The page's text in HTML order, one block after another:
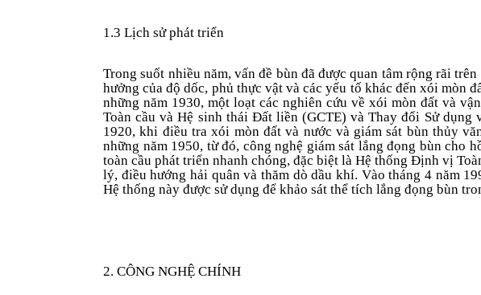
1.3 Lịch sử phát triển
Trong suốt nhiều năm, vấn đề bùn đã được quan tâm rộng rãi
hưởng của độ dốc, phủ thực vật và các yếu tố khác đến xói mòn
những năm 1930, một loạt các nghiên cứu về xói mòn đất và
Toàn cầu và Hệ sinh thái Đất liền (GCTE) và Thay đổi Sử
1920, khi điều tra xói mòn đất và nước và giám sát bùn thủy
những năm 1950, từ đó, công nghệ giám sát lắng đọng bùn cho
toàn cầu phát triển nhanh chóng, đặc biệt là Hệ thống Định vị
lý, điều hướng hải quân và thăm dò dầu khí. Vào tháng 4 năm
Hệ thống này được sử dụng để khảo sát thể tích lắng đọng bùn
2. CÔNG NGHỆ CHÍNH